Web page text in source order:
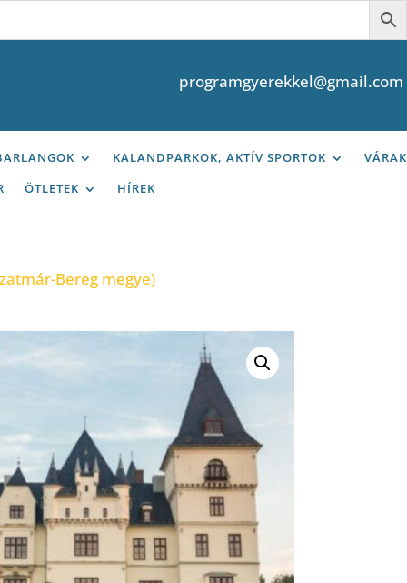
programgyerekkel@gmail.com
KALANDPARKOK, AKTÍV SPORTOK
VÁRAK
ÖTLETEK HÍREK
Bereg megye)